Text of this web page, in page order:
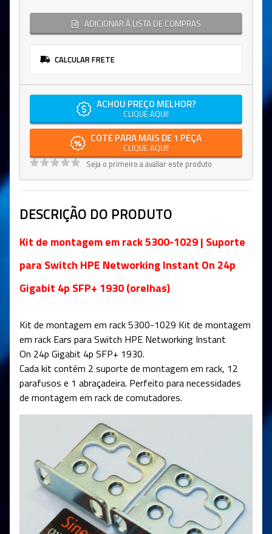
ADICIONAR À LISTA DE COMPRAS
CALCULAR FRETE
ACHOU PREÇO MELHOR?
CLIQUE AQUI!
COTE PARA MAIS DE 1 PEÇA
CLIQUE AQUI!
Seja o primeiro a avaliar este produto
DESCRIÇÃO DO PRODUTO
Kit de montagem em rack 5300-1029 | Suporte
para Switch HPE NetworkingInstant On 24p
Gigabit 4p SFP+ 1930 (orelhas)
Kit de montagem em rack 5300-1029 Kit de montagem
em rack Ears para Switch HPE Networking Instant
On 24p Gigabit 4p SFP+ 1930.
Cada kit contém 2 suporte de montagem em rack, 12
parafusos e 1 abraçadeira. Perfeito para necessidades
de montagem em rack de comutadores.